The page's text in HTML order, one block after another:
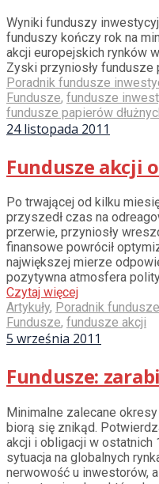
Wyniki funduszy
funduszy kończy rok na
akcji europejskich rynków
Zyski przyniosły fundusze
Poradnik fundusze
Fundusze, fundusze
fundusze papierów
24 listopada 2011
Fundusze akcji
Po trwającej od kilku
przyszedł czas na
przerwie, przyniosły
finansowe powrócił
największej mierze
pozytywna atmosfera
Czytaj więcej
Artykuły, Poradnik
Fundusze, fundusze akcji
5 września 2011
Fundusze:
Minimalne zalecane
biorą się znikąd.
akcji i obligacji w ostatnich
sytuacja na globalnych
nerwowość u inwestorów,